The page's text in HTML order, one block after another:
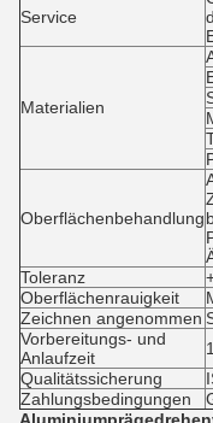
Service
Materialien
Oberflächenbehandlung
Toleranz
Oberflächenrauigkeit
Zeichnen angenommen
Vorbereitungs- und
Anlaufzeit
Qualitätssicherung
Zahlungsbedingungen